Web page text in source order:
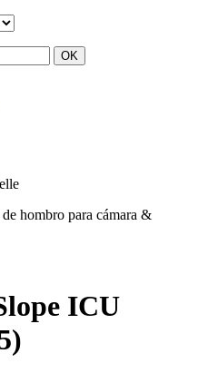
hombro para cámara &
ICU